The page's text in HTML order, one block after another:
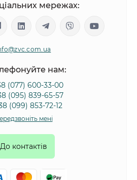
мережах:
нам:
(077) 600-33-00
(095) 839-65-57
(099) 853-72-12
мені
До контактів